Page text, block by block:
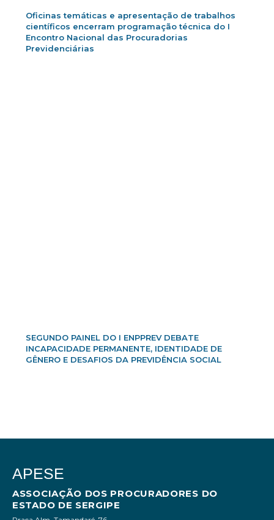
Oficinas temáticas e apresentação de trabalhos
científicos encerram programação técnica do I
Encontro Nacional das Procuradorias
Previdenciárias
SEGUNDO PAINEL DO I ENPPREV DEBATE
INCAPACIDADE PERMANENTE, IDENTIDADE DE
GÊNERO E DESAFIOS DA PREVIDÊNCIA SOCIAL
APESE
ASSOCIAÇÃO DOS PROCURADORES DO
ESTADO DE SERGIPE